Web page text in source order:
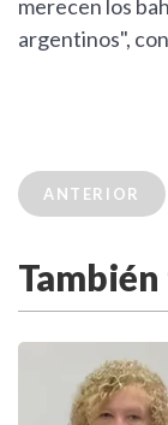
merecen los
argentinos",
ANTERIOR